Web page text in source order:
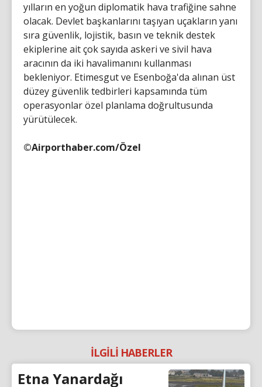
yılların en yoğun diplomatik hava trafiğine sahne
olacak. Devlet başkanlarını taşıyan uçakların yanı
sıra güvenlik, lojistik, basın ve teknik destek
ekiplerine ait çok sayıda askeri ve sivil hava
aracının da iki havalimanını kullanması
bekleniyor. Etimesgut ve Esenboğa'da alınan üst
düzey güvenlik tedbirleri kapsamında tüm
operasyonlar özel planlama doğrultusunda
yürütülecek.
©Airporthaber.com/Özel
İLGİLİ HABERLER
Etna Yanardağı